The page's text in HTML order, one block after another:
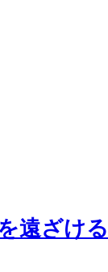
遠ざけ